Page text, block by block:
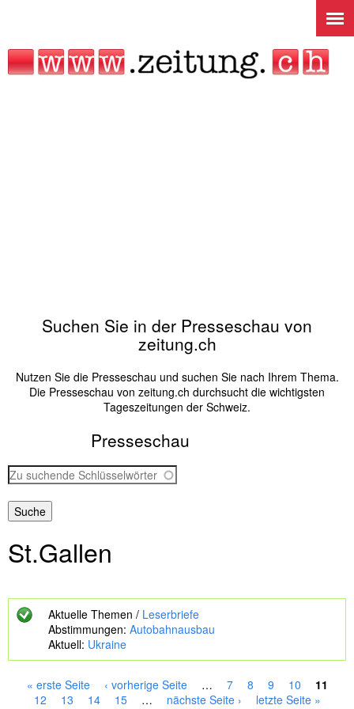
Suchen Sie in der Presseschau von
zeitung.ch
Nutzen Sie die Presseschau und suchen Sie nach Ihrem Thema.
Die Presseschau von zeitung.ch durchsucht die wichtigsten
Tageszeitungen der Schweiz.
Presseschau
Z
u
s
u
h
e
St.gallen
Aktuelle Themen / Leserbriefe
Abstimmungen: Autobahnausbau
Aktuell: Ukraine
« erste Seite ‹ vorherige Seite … 7 8 9 10
11
12
13 14 15 … nächste Seite › letzte Seite »